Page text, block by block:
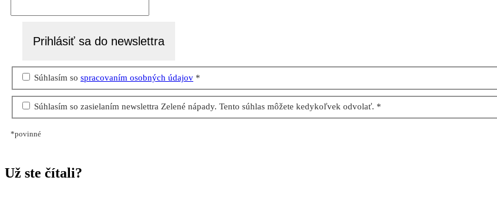
Súhlasím so spracovaním osobných údajov *
Súhlasím so zasielaním newslettra Zelené nápady. Tento súhlas môžete kedykoľvek odvolať. *
*povinné
Už ste čítali?